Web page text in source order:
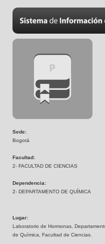
Sede:
Bogotá
Facultad:
2- FACULTAD DE CIENCIAS
Dependencia:
2- DEPARTAMENTO DE QUÍMICA
Lugar:
Laboratorio de Hormonas,
de Química, Facultad de Ciencias.